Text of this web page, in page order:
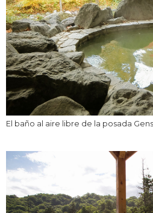
El baño al aire libre de la posada